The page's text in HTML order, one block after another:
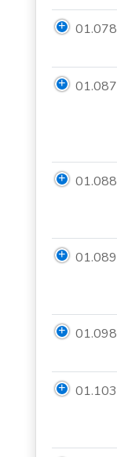
01.078
01.087
01.088
01.089
01.098
01.103